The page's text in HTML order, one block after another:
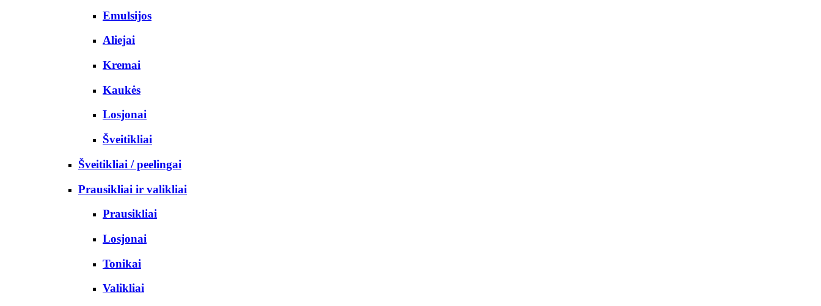
Emulsijos
Aliejai
Kremai
Kaukės
Losjonai
Šveitikliai
Šveitikliai / peelingai
Prausikliai ir valikliai
Prausikliai
Losjonai
Tonikai
Valikliai